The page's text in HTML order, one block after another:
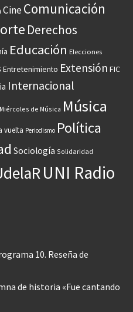
CineComunicación
Derechos
Educación Elecciones
Entretenimiento Extensión FIC
Internacional
Miércoles de Música Música
vuelta Periodismo Política
Sociología Solidaridad
UNI Radio
10. Reseña de
de historia «Fue cantando